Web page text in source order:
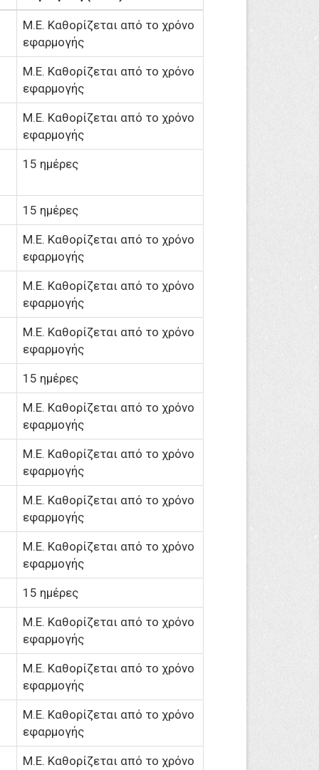
M.Ε. Καθορίζεται από το χρόνο
εφαρμογής
M.Ε. Καθορίζεται από το χρόνο
εφαρμογής
M.Ε. Καθορίζεται από το χρόνο
εφαρμογής
15 ημέρες
15 ημέρες
M.Ε. Καθορίζεται από το χρόνο
εφαρμογής
M.Ε. Καθορίζεται από το χρόνο
εφαρμογής
M.Ε. Καθορίζεται από το χρόνο
εφαρμογής
15 ημέρες
M.Ε. Καθορίζεται από το χρόνο
εφαρμογής
M.Ε. Καθορίζεται από το χρόνο
εφαρμογής
M.Ε. Καθορίζεται από το χρόνο
εφαρμογής
M.Ε. Καθορίζεται από το χρόνο
εφαρμογής
15 ημέρες
M.Ε. Καθορίζεται από το χρόνο
εφαρμογής
M.Ε. Καθορίζεται από το χρόνο
εφαρμογής
M.Ε. Καθορίζεται από το χρόνο
εφαρμογής
M.Ε. Καθορίζεται από το χρόνο